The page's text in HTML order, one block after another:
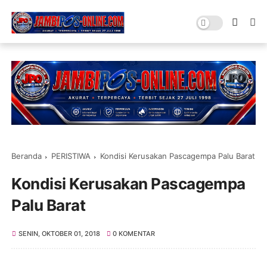
Beranda PERISTIWA Kondisi Kerusakan Pascagempa Palu Barat
Kondisi Kerusakan Pascagempa
Palu Barat
SENIN, OKTOBER 01, 2018 0 KOMENTAR